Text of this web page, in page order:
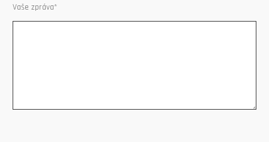
Vaše zpráva*